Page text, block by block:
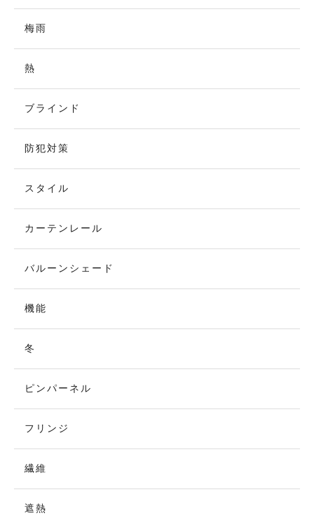
梅雨
熱
ブラインド
防犯対策
スタイル
カーテンレール
バルーンシェード
機能
冬
ピンパーネル
フリンジ
繊維
遮熱